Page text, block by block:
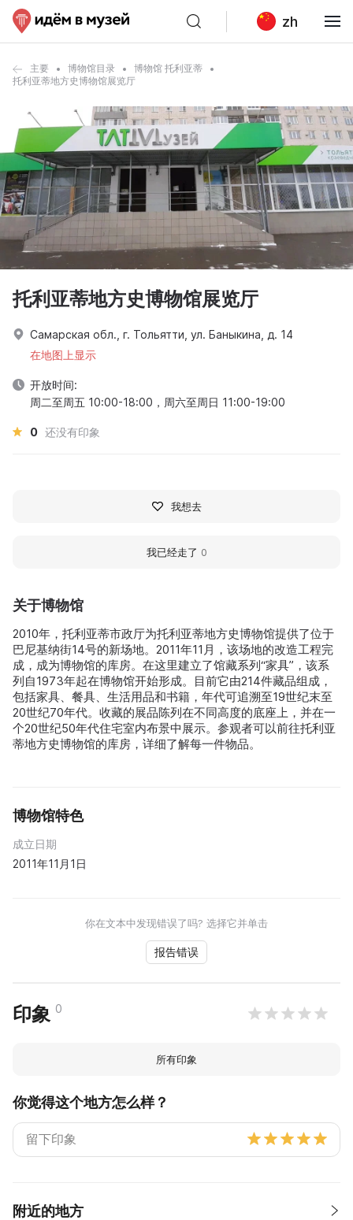
zh
主要 博物馆目录
博物馆 托利亚蒂
托利亚蒂地方史博物馆展览厅
关于博物馆
2010年，托利亚蒂市政厅为托利亚蒂地方史博物馆提供了位于
巴尼基纳街14号的新场地。2011年11月，该场地的改造工程完
成，成为博物馆的库房。在这里建立了馆藏系列“家具”，该系
列自1973年起在博物馆开始形成。目前它由214件藏品组成，
包括家具、餐具、生活用品和书籍，年代可追溯至19世纪末至
20世纪70年代。收藏的展品陈列在不同高度的底座上，并在一
个20世纪50年代住宅室内布景中展示。参观者可以前往托利亚
蒂地方史博物馆的库房，详细了解每一件物品。
博物馆特色
成立日期
2011年11月1日
你在文本中发现错误了吗? 选择它并单击
报告错误
印象 0
所有印象
你觉得这个地方怎么样？
附近的地方
托利亚蒂地方史博物馆展览厅
Самарская обл., г. Тольятти, ул. Баныкина, д. 14
在地图上显示
开放时间:
周二至周五 10:00-18:00，周六至周日 11:00-19:00
0 还没有印象
我想去
我已经走了 0